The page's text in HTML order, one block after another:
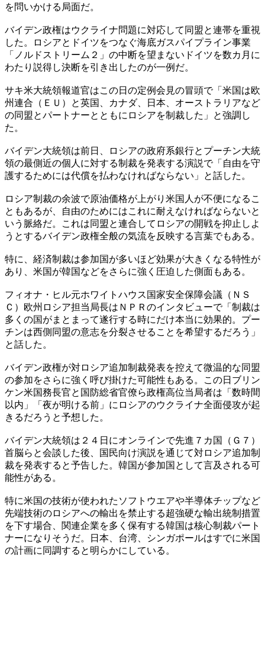
を問いかける局面だ。
バイデン政権はウクライナ問題に対応して同盟と連帯を重視
した。ロシアとドイツをつなぐ海底ガスパイプライン事業
「ノルドストリーム２」の中断を望まないドイツを数カ月に
わたり説得し決断を引き出したのが一例だ。
サキ米大統領報道官はこの日の定例会見の冒頭で「米国は欧
州連合（ＥＵ）と英国、カナダ、日本、オーストラリアなど
の同盟とパートナーとともにロシアを制裁した」と強調し
た。
バイデン大統領は前日、ロシアの政府系銀行とプーチン大統
領の最側近の個人に対する制裁を発表する演説で「自由を守
護するためには代償を払わなければならない」と話した。
ロシア制裁の余波で原油価格が上がり米国人が不便になるこ
ともあるが、自由のためにはこれに耐えなければならないと
いう脈絡だ。これは同盟と連合してロシアの開戦を抑止しよ
うとするバイデン政権全般の気流を反映する言葉でもある。
特に、経済制裁は参加国が多いほど効果が大きくなる特性が
あり、米国が韓国などをさらに強く圧迫した側面もある。
フィオナ・ヒル元ホワイトハウス国家安全保障会議（ＮＳ
Ｃ）欧州ロシア担当局長はＮＰＲのインタビューで「制裁は
多くの国がまとまって遂行する時にだけ本当に効果的。プー
チンは西側同盟の意志を分裂させることを希望するだろう」
と話した。
バイデン政権が対ロシア追加制裁発表を控えて微温的な同盟
の参加をさらに強く呼び掛けた可能性もある。この日ブリン
ケン米国務長官と国防総省官僚ら政権高位当局者は「数時間
以内」「夜が明ける前」にロシアのウクライナ全面侵攻が起
きるだろうと予想した。
バイデン大統領は２４日にオンラインで先進７カ国（Ｇ７）
首脳らと会談した後、国民向け演説を通じて対ロシア追加制
裁を発表すると予告した。韓国が参加国として言及される可
能性がある。
特に米国の技術が使われたソフトウエアや半導体チップなど
先端技術のロシアへの輸出を禁止する超強硬な輸出統制措置
を下す場合、関連企業を多く保有する韓国は核心制裁パート
ナーになりそうだ。日本、台湾、シンガポールはすでに米国
の計画に同調すると明らかにしている。